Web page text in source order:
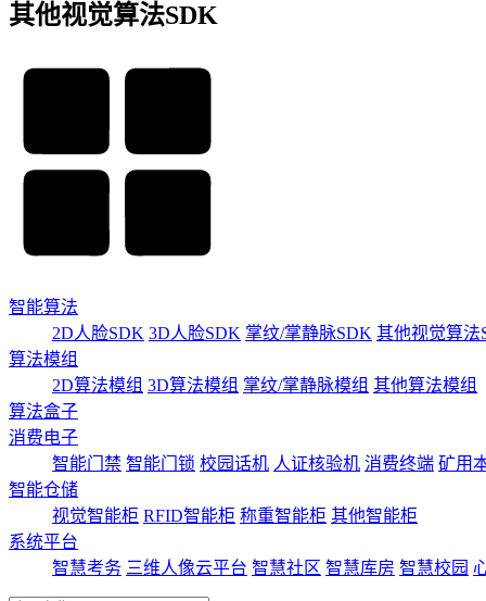
其他视觉算法SDK
智能算法
2D人脸SDK 3D人脸SDK 掌纹/掌静脉SDK 其他视觉算法
算法模组
2D算法模组 3D算法模组 掌纹/掌静脉模组 其他算法模组
算法盒子
消费电子
智能门禁 智能门锁 校园话机 人证核验机 消费终端 矿用
智能仓储
视觉智能柜 RFID智能柜 称重智能柜 其他智能柜
系统平台
智慧考务 三维人像云平台 智慧社区 智慧库房 智慧校园